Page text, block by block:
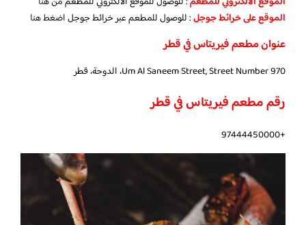
الموقع على خرائط جوجل: للوصول للمطعم عبر خرائط جوجلاضغط هنا
عنوان مطعم فيريتاس في قطر
Um Al Saneem Street, Street Number 970، الدوحة، قطر
رقم مطعم فيريتاس في قطر
+97444450000